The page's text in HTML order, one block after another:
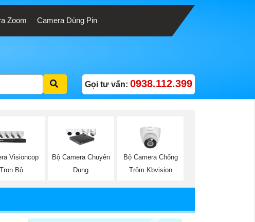
Zoom Camera Dùng Pin
Gọi tư vấn: 0938.112.399
Visioncop
Trọn Bộ
Bộ Camera Chuyên
Dụng
Bộ Camera Chống
Trộm Kbvision